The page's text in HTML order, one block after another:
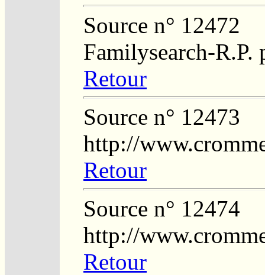
Source n° 12472
Familysearch-R.P.
Retour
Source n° 12473
http://
Retour
Source n° 12474
http://
Retour